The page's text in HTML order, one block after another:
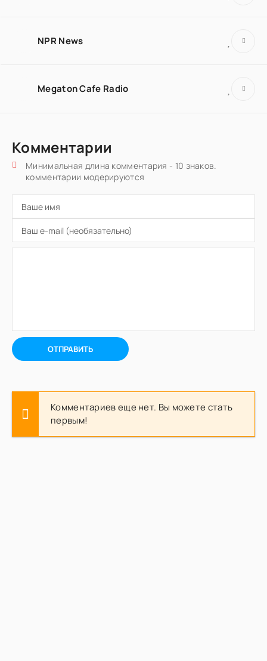
NPR News
Megaton Cafe Radio
Комментарии
Минимальная длина комментария - 10 знаков.
комментарии модерируются
ОТПРАВИТЬ
Комментариев еще нет. Вы можете стать
первым!